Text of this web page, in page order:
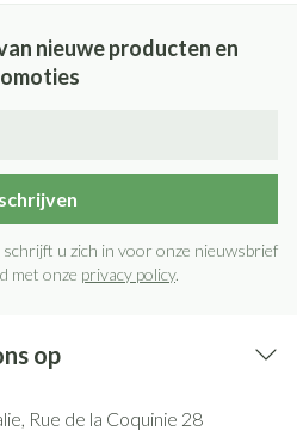
nieuwe producten en
u zich in voor onze nieuwsbrief
met onze privacy policy.
op
Rue de la Coquinie 28